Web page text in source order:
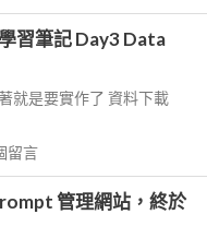
習筆記 Day3 Data
就是要實作了 資料下載
留言
管理網站，終於